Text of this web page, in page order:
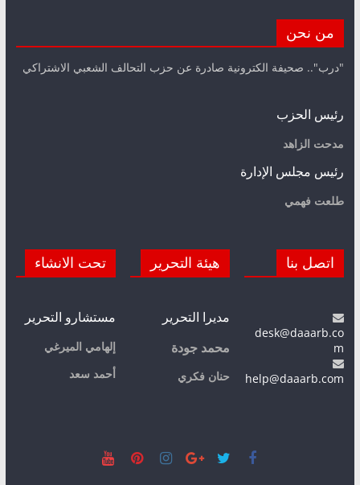
من نحن
"درب".. صحيفة الكترونية صادرة عن حزب التحالف الشعبي الاشتراكي
رئيس الحزب
مدحت الزاهد
رئيس مجلس الإدارة
طلعت فهمي
اتصل بنا
desk@daaarb.co
m
help@daaarb.com
هيئة التحرير
مديرا التحرير
محمد جودة
حنان فكري
تحت الانشاء
مستشارو التحرير
إلهامي الميرغي
أحمد سعد